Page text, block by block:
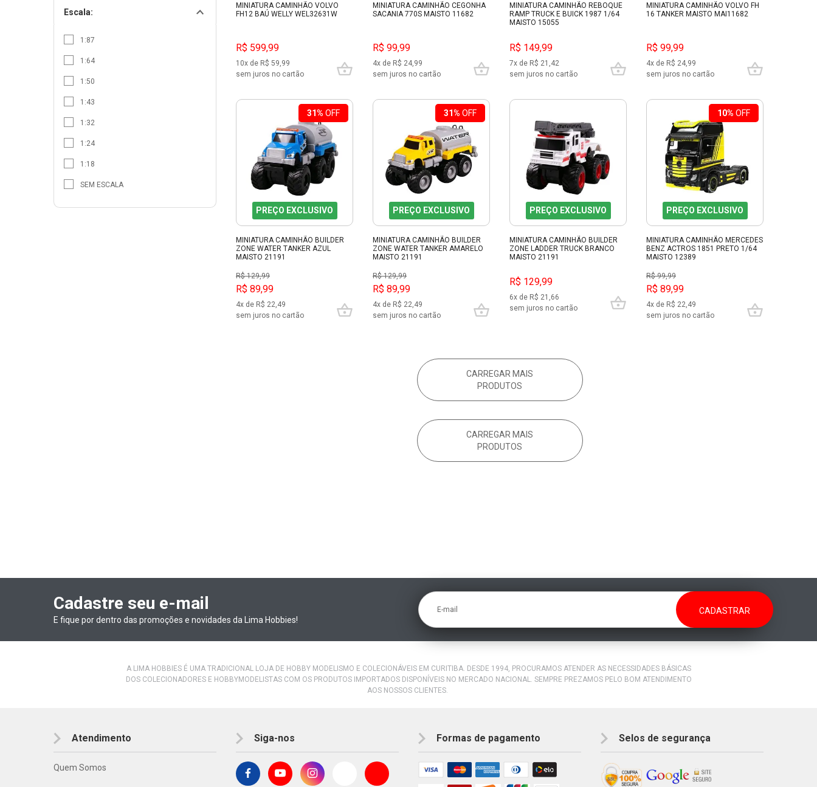
WELLY
Escala:
1:87
1:64
1:50
1:43
1:32
1:24
1:18
SEM ESCALA
MINIATURA CAMINHÃO VOLVO
FH12 BAÚ WELLY WEL32631W
R$ 599,99
10x de R$ 59,99
sem juros no cartão
MINIATURA CAMINHÃO CEGONHA
SACANIA 770S MAISTO 11682
R$ 99,99
4x de R$ 24,99
sem juros no cartão
MINIATURA CAMINHÃO REBOQUE
RAMP TRUCK E BUICK 1987 1/64
MAISTO 15055
R$ 149,99
7x de R$ 21,42
sem juros no cartão
MINIATURA CAMINHÃO VOLVO FH
16 TANKER MAISTO MAI11682
R$ 99,99
4x de R$ 24,99
sem juros no cartão
31% OFF
PREÇO EXCLUSIVO
MINIATURA CAMINHÃO BUILDER
ZONE WATER TANKER AZUL
MAISTO 21191
R$ 129,99
R$ 89,99
4x de R$ 22,49
sem juros no cartão
31% OFF
PREÇO EXCLUSIVO
MINIATURA CAMINHÃO BUILDER
ZONE WATER TANKER AMARELO
MAISTO 21191
R$ 129,99
R$ 89,99
4x de R$ 22,49
sem juros no cartão
PREÇO EXCLUSIVO
MINIATURA CAMINHÃO BUILDER
ZONE LADDER TRUCK BRANCO
MAISTO 21191
R$ 129,99
6x de R$ 21,66
sem juros no cartão
10% OFF
PREÇO EXCLUSIVO
MINIATURA CAMINHÃO MERCEDES
BENZ ACTROS 1851 PRETO 1/64
MAISTO 12389
R$ 99,99
R$ 89,99
4x de R$ 22,49
sem juros no cartão
CARREGAR MAIS
PRODUTOS
CARREGAR MAIS
PRODUTOS
Cadastre seu e-mail
E fique por dentro das promoções e novidades da Lima Hobbies!
E-mail
A LIMA HOBBIES É UMA TRADICIONAL LOJA DE HOBBY MODELISMO E COLECIONÁVEIS EM CURITIBA. DESDE 1994, PROCURAMOS ATENDER AS NECESSIDADES BÁSICAS
DOS COLECIONADORES E HOBBYMODELISTAS COM OS PRODUTOS IMPORTADOS DISPONÍVEIS NO MERCADO NACIONAL. SEMPRE PREZAMOS PELO BOM ATENDIMENTO
AOS NOSSOS CLIENTES.
Atendimento
Quem Somos
Siga-nos Formas de pagamento Selos de segurança